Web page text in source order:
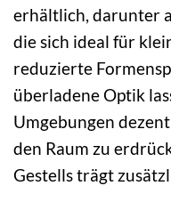
erhältlich, darunter
die sich ideal für
reduzierte
überladene Optik
Umgebungen
den Raum zu
Gestells trägt